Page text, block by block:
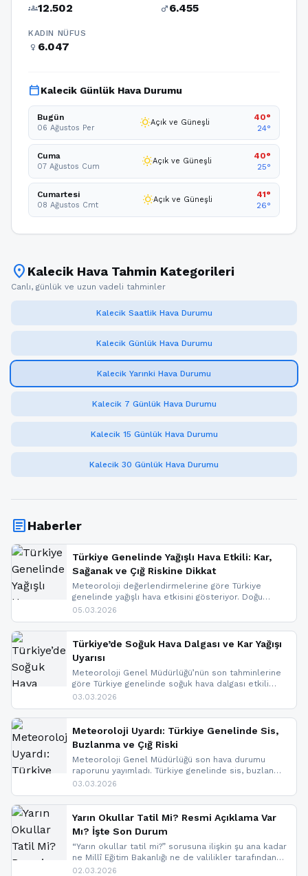
groups12.502 male6.455
KADIN NÜFUS
female 6.047
calendar_todayKalecik Günlük Hava Durumu
Bugün
06 Ağustos Per wb_sunnyAçık ve Güneşli
40°
24°
Cuma
07 Ağustos Cum wb_sunnyAçık ve Güneşli
40°
25°
Cumartesi
08 Ağustos Cmt wb_sunnyAçık ve Güneşli
41°
26°
location_on Kalecik Hava Tahmin Kategorileri
Canlı, günlük ve uzun vadeli tahminler
Kalecik Saatlik Hava Durumu
Kalecik Günlük Hava Durumu
Kalecik Yarınki Hava Durumu
Kalecik 7 Günlük Hava Durumu
Kalecik 15 Günlük Hava Durumu
Kalecik 30 Günlük Hava Durumu
articleHaberler
Türkiye Genelinde Yağışlı Hava Etkili: Kar,
Sağanak ve Çığ Riskine Dikkat
Meteoroloji değerlendirmelerine göre Türkiye
genelinde yağışlı hava etkisini gösteriyor. Doğu
bölgelerinde kar yağışı beklenirken Marmara ve
ise çığ tehlikesi bulunuyor. İç kesimlerde sis ve pus
nedeniyle görüş mesafesinde azalma
yaşanabileceği belirtiliyor.
05.03.2026
Türkiye’de Soğuk Hava Dalgası ve Kar Yağışı
Uyarısı
Meteoroloji Genel Müdürlüğü’nün son tahminlerine
göre Türkiye genelinde soğuk hava dalgası etkili
oluyor. Birçok il için kar yağışı ve buzlanma uyarısı
03.03.2026
Meteoroloji Uyardı: Türkiye Genelinde Sis,
Buzlanma ve Çığ Riski
Meteoroloji Genel Müdürlüğü son hava durumu
raporunu yayımladı. Türkiye genelinde sis, buzlanma
ve don beklenirken Doğu Anadolu ve Doğu
yapıldı. İşte son dakika meteoroloji gelişmeleri.
03.03.2026
Yarın Okullar Tatil Mi? Resmi Açıklama Var
Mı? İşte Son Durum
“Yarın okullar tatil mi?” sorusuna ilişkin şu ana kadar
ne Millî Eğitim Bakanlığı ne de valilikler tarafından
yapılmış resmi bir tatil açıklaması bulunmamaktadır.
02.03.2026